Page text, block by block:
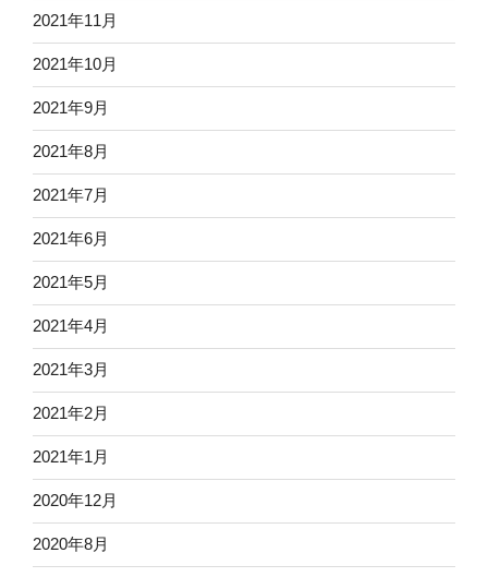
2021年11月
2021年10月
2021年9月
2021年8月
2021年7月
2021年6月
2021年5月
2021年4月
2021年3月
2021年2月
2021年1月
2020年12月
2020年8月